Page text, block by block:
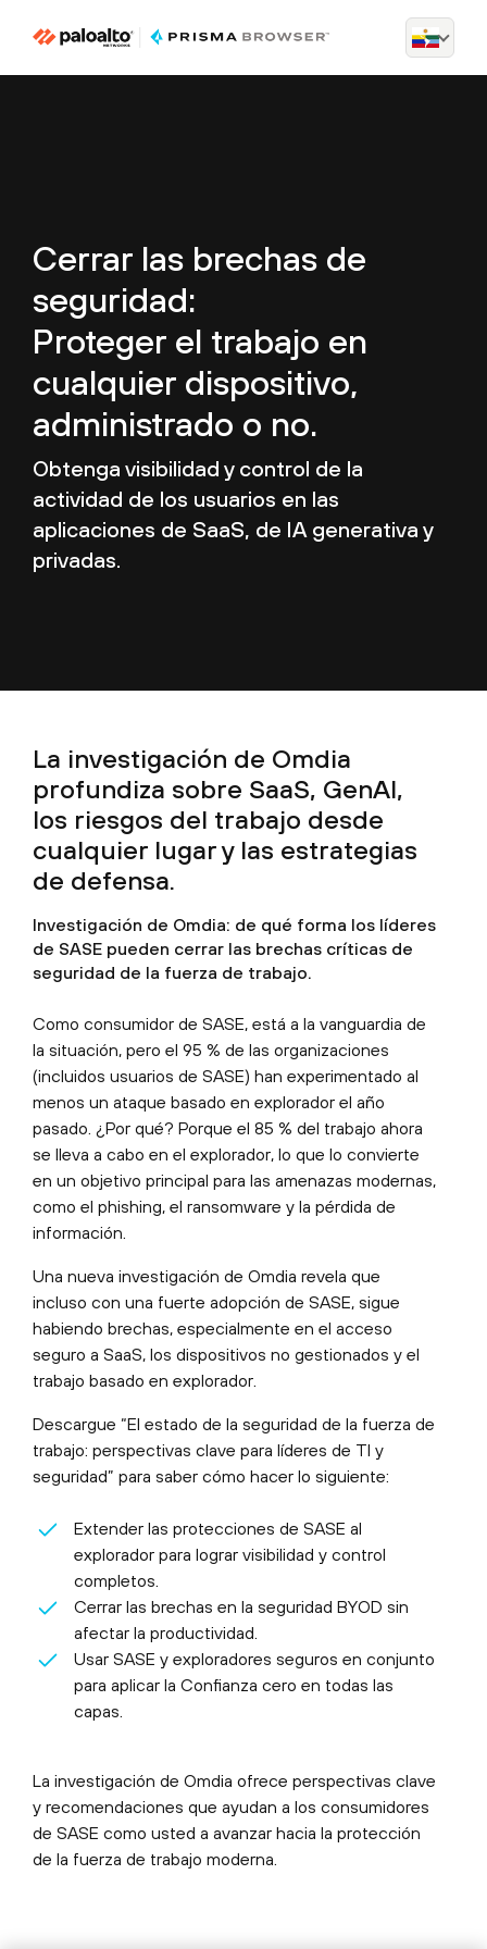
Cerrar las brechas de
seguridad:
Proteger el trabajo en
cualquier dispositivo,
administrado o no.
Obtenga visibilidad y control de la
actividad de los usuarios en las
aplicaciones de SaaS, de IA generativa y
privadas.
La investigación de Omdia
profundiza sobre SaaS, GenAI,
los riesgos del trabajo desde
cualquier lugar y las estrategias
de defensa.
Investigación de Omdia: de qué forma los líderes
de SASE pueden cerrar las brechas críticas de
seguridad de la fuerza de trabajo.
Como consumidor de SASE, está a la vanguardia de
la situación, pero el 95 % de las organizaciones
(incluidos usuarios de SASE) han experimentado al
menos un ataque basado en explorador el año
pasado. ¿Por qué? Porque el 85 % del trabajo ahora
se lleva a cabo en el explorador, lo que lo convierte
en un objetivo principal para las amenazas modernas,
como el phishing, el ransomware y la pérdida de
información.
Una nueva investigación de Omdia revela que
incluso con una fuerte adopción de SASE, sigue
habiendo brechas, especialmente en el acceso
seguro a SaaS, los dispositivos no gestionados y el
trabajo basado en explorador.
Descargue “El estado de la seguridad de la fuerza de
trabajo: perspectivas clave para líderes de TI y
seguridad” para saber cómo hacer lo siguiente:
Extender las protecciones de SASE al
explorador para lograr visibilidad y control
completos.
Cerrar las brechas en la seguridad BYOD sin
afectar la productividad.
Usar SASE y exploradores seguros en conjunto
para aplicar la Confianza cero en todas las
capas.
La investigación de Omdia ofrece perspectivas clave
y recomendaciones que ayudan a los consumidores
de SASE como usted a avanzar hacia la protección
de la fuerza de trabajo moderna.